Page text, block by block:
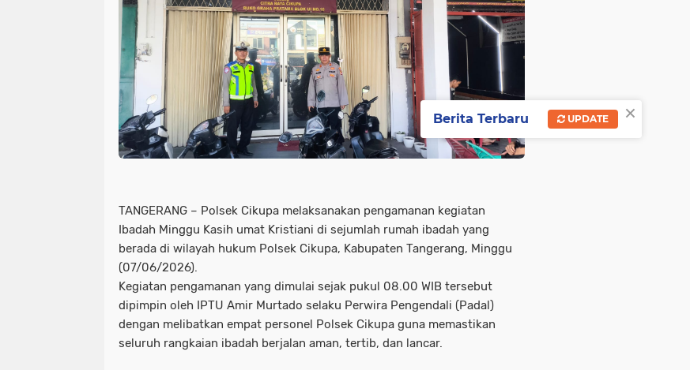
TANGERANG – Polsek Cikupa melaksanakan pengamanan kegiatan
Ibadah Minggu Kasih umat Kristiani di sejumlah rumah ibadah yang
berada di wilayah hukum Polsek Cikupa, Kabupaten Tangerang, Minggu
(07/06/2026).
Kegiatan pengamanan yang dimulai sejak pukul 08.00 WIB tersebut
dipimpin oleh IPTU Amir Murtado selaku Perwira Pengendali (Padal)
dengan melibatkan empat personel Polsek Cikupa guna memastikan
seluruh rangkaian ibadah berjalan aman, tertib, dan lancar.
×
Berita Terbaru UPDATE